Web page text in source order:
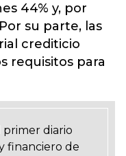
44% y, por
su parte, las
crediticio
requisitos para
primer diario
financiero de